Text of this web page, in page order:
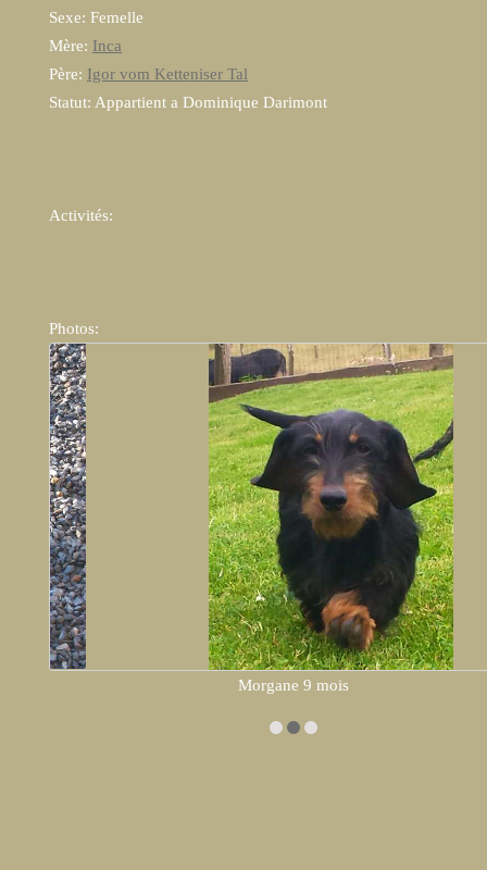
Sexe: Femelle
Mère: Inca
Père: Igor vom Ketteniser Tal
Statut: Appartient a Dominique Darimont
Activités:
Photos:
Morgane 9 mois